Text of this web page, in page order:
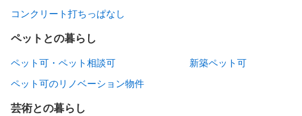
コンクリート打ちっぱなし
ペットとの暮らし
ペット可・ペット相談可 新築ペット可
ペット可のリノベーション物件
芸術との暮らし